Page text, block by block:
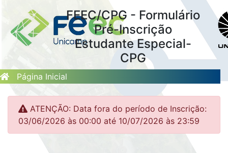
FEEC/CPG - Formulário
Pré-Inscrição
Estudante Especial-
CPG
Página Inicial
ATENÇÃO: Data fora do período de Inscrição:
03/06/2026 às 00:00 até 10/07/2026 às 23:59